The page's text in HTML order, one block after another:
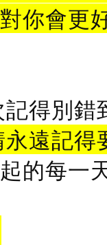
你會更
得別錯
遠記得
的每一